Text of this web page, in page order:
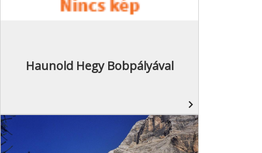
Haunold Hegy Bobpályával
navigate_next